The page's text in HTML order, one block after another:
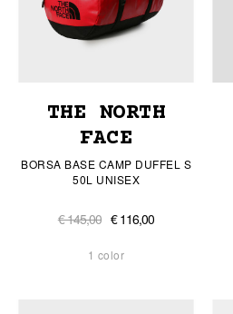
THE NORTH
FACE
BORSA BASE CAMP DUFFEL S
50L UNISEX
€ 145,00 € 116,00
1 color